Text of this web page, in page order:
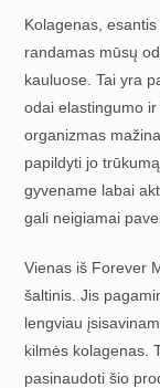
Kolagenas,
randamas mūsų
kauluose. Tai yra
odai elastingumo
organizmas
papildyti jo
gyvename labai
gali neigiamai
Vienas iš Forever
šaltinis. Jis
lengviau
kilmės kolagenas.
pasinaudoti šio